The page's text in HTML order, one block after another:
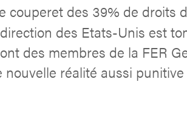
couperet des 39% de droits
des Etats-Unis est
des membres de la FER
nouvelle réalité aussi